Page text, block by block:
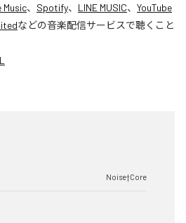
Music、 Spotify、 LINE MUSIC、 YouTube
などの音楽配信サービスで聴くこと
Noise†Core